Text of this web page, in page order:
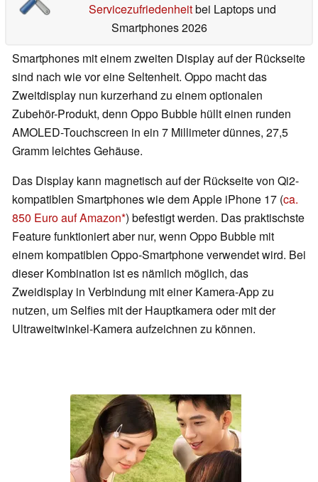
Servicezufriedenheitbei Laptops und
Smartphones 2026
Smartphones mit einem zweiten Display auf der Rückseite
sind nach wie vor eine Seltenheit. Oppo macht das
Zweitdisplay nun kurzerhand zu einem optionalen
Zubehör-Produkt, denn Oppo Bubble hüllt einen runden
AMOLED-Touchscreen in ein 7 Millimeter dünnes, 27,5
Gramm leichtes Gehäuse.
Das Display kann magnetisch auf der Rückseite von Qi2-
kompatiblen Smartphones wie dem Apple iPhone 17 (ca.
850 Euro auf Amazon ) befestigt werden. Das praktischste
Feature funktioniert aber nur, wenn Oppo Bubble mit
einem kompatiblen Oppo-Smartphone verwendet wird. Bei
dieser Kombination ist es nämlich möglich, das
Zweidisplay in Verbindung mit einer Kamera-App zu
nutzen, um Selfies mit der Hauptkamera oder mit der
Ultraweitwinkel-Kamera aufzeichnen zu können.